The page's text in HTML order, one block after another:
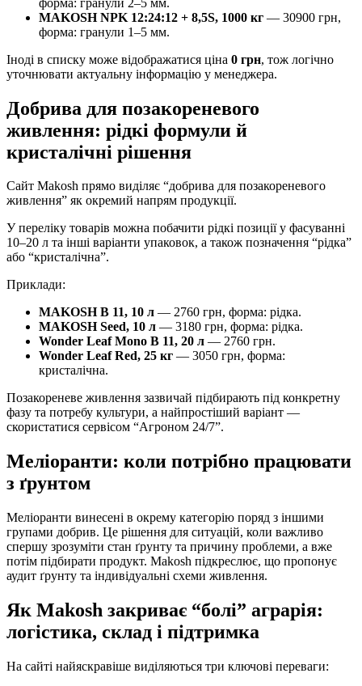
MAKOSH NPK 12:24:12 + 8,5S, 1000 кг — 30900 грн,
форма: гранули 1–5 мм.
Іноді в списку може відображатися ціна 0 грн, тож логічно
уточнювати актуальну інформацію у менеджера.
Добрива для позакореневого
живлення: рідкі формули й
кристалічні рішення
Сайт Makosh прямо виділяє “добрива для позакореневого
живлення” як окремий напрям продукції.
У переліку товарів можна побачити рідкі позиції у фасуванні
10–20 л та інші варіанти упаковок, а також позначення “рідка”
або “кристалічна”.
Приклади:
MAKOSH B 11, 10 л — 2760 грн, форма: рідка.
MAKOSH Seed, 10 л — 3180 грн, форма: рідка.
Wonder Leaf Mono B 11, 20 л — 2760 грн.
Wonder Leaf Red, 25 кг — 3050 грн, форма:
кристалічна.
Позакореневе живлення зазвичай підбирають під конкретну
фазу та потребу культури, а найпростіший варіант —
скористатися сервісом “Агроном 24/7”.
Меліоранти: коли потрібно працювати
з ґрунтом
Меліоранти винесені в окрему категорію поряд з іншими
групами добрив. Це рішення для ситуацій, коли важливо
спершу зрозуміти стан ґрунту та причину проблеми, а вже
потім підбирати продукт. Makosh підкреслює, що пропонує
аудит ґрунту та індивідуальні схеми живлення.
Як Makosh закриває “болі” аграрія:
логістика, склад і підтримка
На сайті найяскравіше виділяються три ключові переваги: